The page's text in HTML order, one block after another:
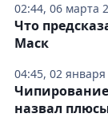
02:44, 06 марта
04:45, 02
Что
Маск
назвал